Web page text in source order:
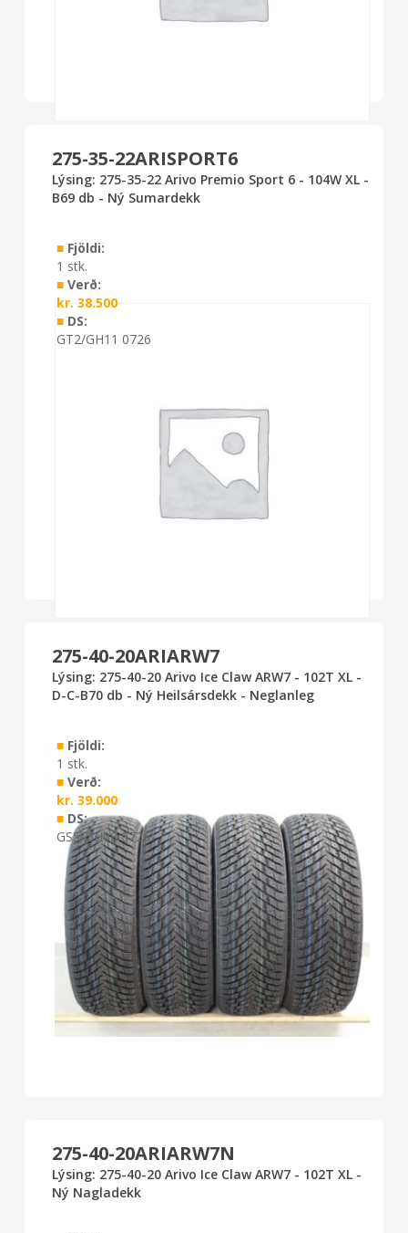
Lýsing: 275-35-22 Arivo Premio Sport 6 - 104W XL -
B69 db - Ný Sumardekk
■Fjöldi:
1 stk.
■Verð:
kr. 38.500
■DS:
GT2/GH11 0726
275-35-22ARISPORT6
Lýsing: 275-40-20 Arivo Ice Claw ARW7 - 102T XL -
D-C-B70 db - Ný Heilsársdekk - Neglanleg
■Fjöldi:
1 stk.
■Verð:
kr. 39.000
■DS:
GS5/GH08 0726
275-40-20ARIARW7
Lýsing: 275-40-20 Arivo Ice Claw ARW7 - 102T XL -
Ný Nagladekk
275-40-20ARIARW7N